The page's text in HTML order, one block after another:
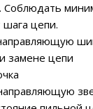
Соблюдать
шага цепи.
замене цепи